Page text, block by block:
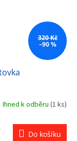
320 Kč
–90 %
Ihned k odběru (1 ks)
Do košíku